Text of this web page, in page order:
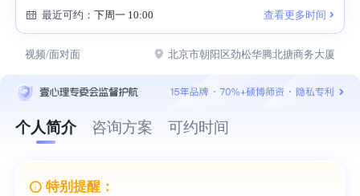
最近可约：下周一 10:00 查看更多时间
视频/面对面 北京市朝阳区劲松华腾北搪商务大厦
个人简介 咨询方案 可约时间
特别提醒：